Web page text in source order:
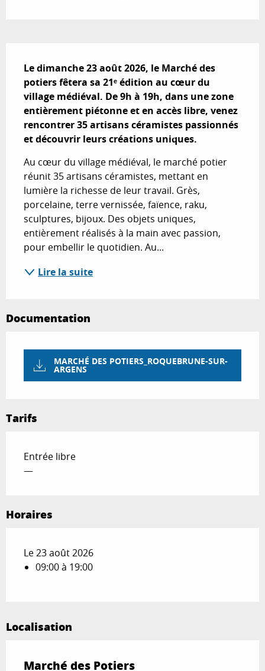
Le dimanche 23 août 2026, le Marché des
potiers fêtera sa 21ᵉ édition au cœur du
village médiéval. De 9h à 19h, dans une zone
entièrement piétonne et en accès libre, venez
rencontrer 35 artisans céramistes passionnés
et découvrir leurs créations uniques.
Au cœur du village médiéval, le marché potier
réunit 35 artisans céramistes, mettant en
lumière la richesse de leur travail. Grès,
porcelaine, terre vernissée, faïence, raku,
sculptures, bijoux. Des objets uniques,
entièrement réalisés à la main avec passion,
pour embellir le quotidien. Au...
Lire la suite
Documentation
MARCHÉ DES POTIERS_ROQUEBRUNE-SUR-
ARGENS
Tarifs
Entrée libre
—
Horaires
Le 23 août 2026
09:00 à 19:00
Localisation
Marché des Potiers